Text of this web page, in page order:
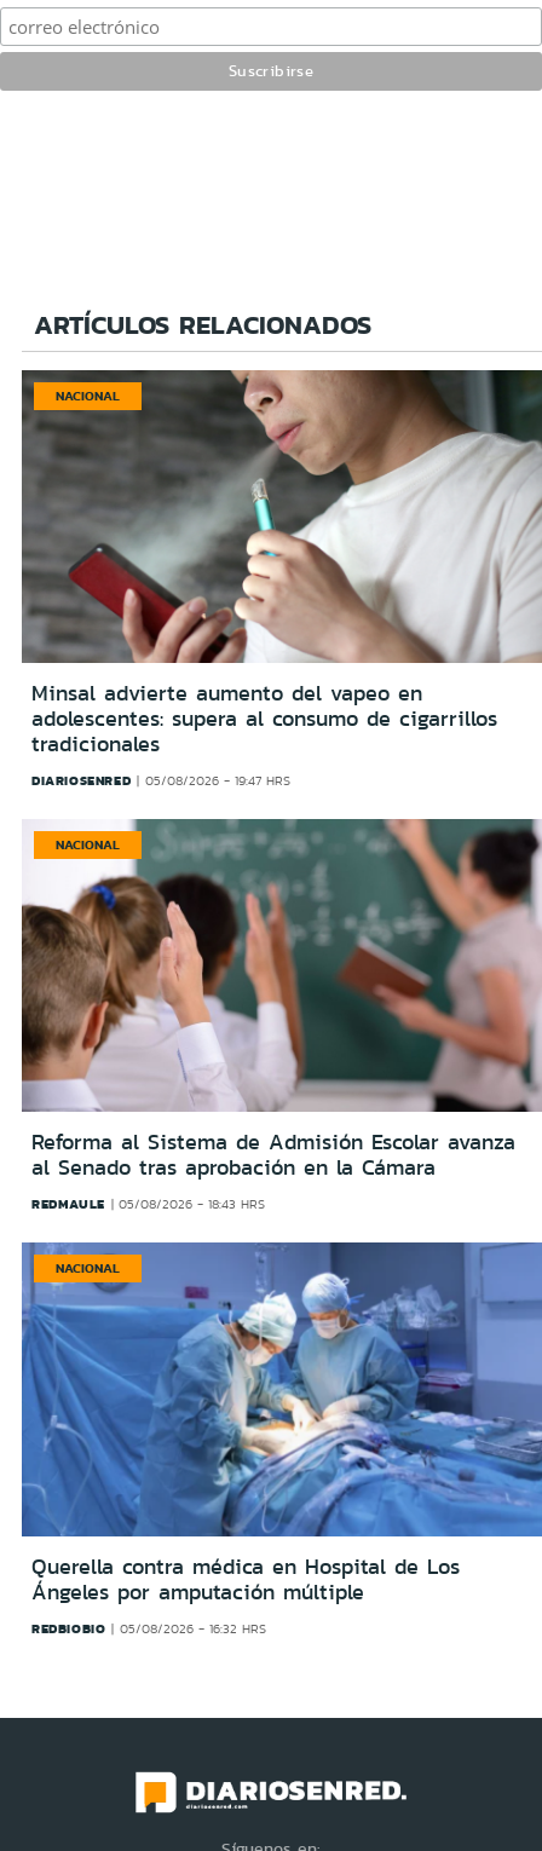
ARTÍCULOS RELACIONADOS
NACIONAL
Minsal advierte aumento del vapeo en
adolescentes: supera al consumo de cigarrillos
tradicionales
DIARIOSENRED 05/08/2026 - 19:47 HRS
NACIONAL
Reforma al Sistema de Admisión Escolar avanza
al Senado tras aprobación en la Cámara
REDMAULE 05/08/2026 - 18:43 HRS
NACIONAL
Querella contra médica en Hospital de Los
Ángeles por amputación múltiple
REDBIOBIO 05/08/2026 - 16:32 HRS